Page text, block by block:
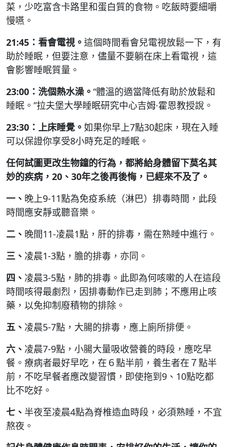
菜，少吃富含卡路里和蛋白質的食物。吃飯時要細嚼
慢嚥。
21:45：看會電視。 這個時間看會兒電視放鬆一下，有
助於睡眠，但要注意，儘量不要躺在床上看電視，這
會影響睡眠質量。
23:00：洗個熱水澡。 “體溫的適當降低有助於放鬆和
睡眠。”拉夫堡大學睡眠研究中心吉姆·霍恩教授說。
23:30：上床睡覺。 如果你早上7點30起床，現在入睡
可以保證你享受8小時充足的睡眠。
任何試圖更改生物鐘的行為，都將給身體留下莫名其
妙的疾病，20、30年之後再後悔，已經來不及了。
一、 晚上9-11點為免疫系統（淋巴）排毒時間，此段
時間應安靜或聽音樂。
二、 晚間11-凌晨1點，肝的排毒，需在熟睡中進行。
三、 凌晨1-3點，膽的排毒，亦同。
四、 凌晨3-5點，肺的排毒。此即為何咳嗽的人在這段
時間咳得最劇烈，因排毒動作已走到肺；不應用止咳
藥，以免抑制廢積物的排除。
五、 凌晨5-7點，大腸的排毒，應上廁所排便。
六、 凌晨7-9點，小腸大量吸收營養的時段，應吃早
餐。療病者最好早吃，在６點半前，養生者在７點半
前，不吃早餐者應改變習慣，即使拖到9、10點吃都
比不吃好。
七、 半夜至凌晨4點為脊椎造血時段，必須熟睡，不宜
熬夜。